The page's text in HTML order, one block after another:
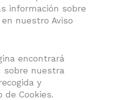
información sobre
nuestro Aviso
encontrará
sobre nuestra
y
Cookies.